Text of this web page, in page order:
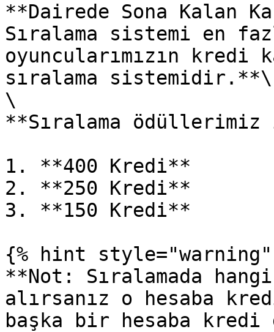
**Dairede Sona Kalan
Sıralama sistemi en
oyuncularımızın
sıralama sistemidir.**\
\
**Sıralama
1. **400 Kredi**
2. **250 Kredi**
3. **150 Kredi**
{% hint style="warning"
**Not: Sıralamada
alırsanız o hesaba
başka bir hesaba kredi